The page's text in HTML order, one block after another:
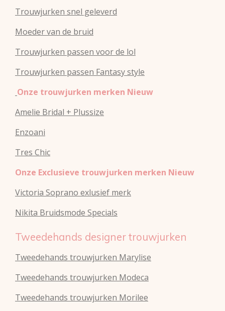
Trouwjurken snel geleverd
Moeder van de bruid
Trouwjurken passen voor de lol
Trouwjurken passen Fantasy style
Onze trouwjurken merken Nieuw
Amelie Bridal + Plussize
Enzoani
Tres Chic
Onze Exclusieve trouwjurken merken Nieuw
Victoria Soprano exlusief merk
Nikita Bruidsmode Specials
Tweedehands designer trouwjurken
Tweedehands trouwjurken Marylise
Tweedehands trouwjurken Modeca
Tweedehands trouwjurken Morilee